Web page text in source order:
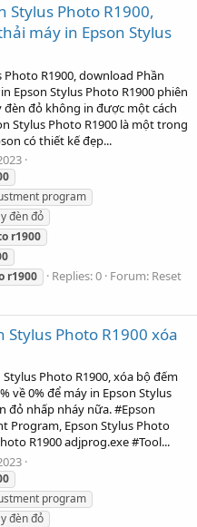
Stylus Photo R1900,
máy in Epson Stylus
R1900, download Phần
Epson Stylus Photo R1900 phiên
đèn đỏ không in được một cách
Stylus Photo R1900 là một trong
có thiết kế đẹp...
program
đèn đỏ
r1900
r1900 Replies: 0 Forum: Reset
Stylus Photo R1900 xóa
Photo R1900, xóa bộ đếm
về 0% để máy in Epson Stylus
đỏ nhấp nháy nữa. #Epson
Program, Epson Stylus Photo
R1900 adjprog.exe #Tool...
program
đèn đỏ